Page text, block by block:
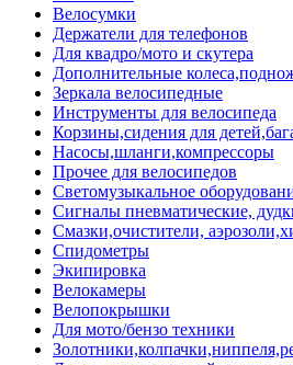
Велосумки
Держатели для телефонов
Для квадро/мото и скутера
Дополнительные
Зеркала велосипедные
Инструменты для велосипеда
Корзины,сидения для
Насосы,шланги,компрессоры
Прочее для велосипедов
Светомузыкальное
Сигналы пневматические,
Смазки,очистители,
Спидометры
Экипировка
Велокамеры
Велопокрышки
Для мото/бензо техники